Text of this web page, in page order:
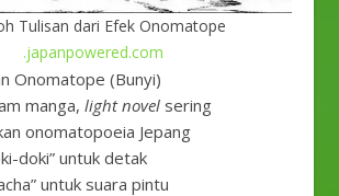
Tulisan dari Efek Onomatope
.japanpowered.com
Onomatope (Bunyi)
manga, light novel sering
onomatopoeia Jepang
doki” untuk detak
untuk suara pintu